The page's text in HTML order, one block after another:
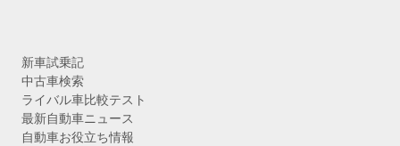
新車試乗記
中古車検索
ライバル車比較テスト
最新自動車ニュース
自動車お役立ち情報